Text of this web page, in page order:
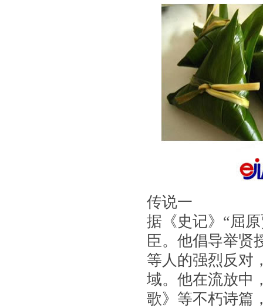
传说一
据《史记》“屈
臣。他倡导举贤
等人的强烈反对
域。他在流放中
歌》等不朽诗篇